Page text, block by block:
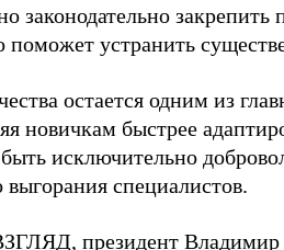
законодательно закрепить
поможет устранить
остается одним из
новичкам быстрее
исключительно
специалистов.
президент